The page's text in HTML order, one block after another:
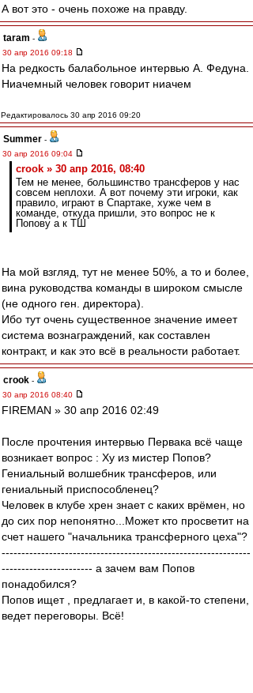
А вот это - очень похоже на правду.
taram -
30 апр 2016 09:18
На редкость балабольное интервью А. Федуна.
Ниачемный человек говорит ниачем
Редактировалось 30 апр 2016 09:20
Summer -
30 апр 2016 09:04
crook » 30 апр 2016, 08:40
Тем не менее, большинство трансферов у нас
совсем неплохи. А вот почему эти игроки, как
правило, играют в Спартаке, хуже чем в
команде, откуда пришли, это вопрос не к
Попову а к ТШ
На мой взгляд, тут не менее 50%, а то и более,
вина руководства команды в широком смысле
(не одного ген. директора).
Ибо тут очень существенное значение имеет
система вознаграждений, как составлен
контракт, и как это всё в реальности работает.
crook -
30 апр 2016 08:40
FIREMAN » 30 апр 2016 02:49
После прочтения интервью Первака всё чаще
возникает вопрос : Ху из мистер Попов?
Гениальный волшебник трансферов, или
гениальный приспособленец?
Человек в клубе хрен знает с каких врёмен, но
до сих пор непонятно...Может кто просветит на
счет нашего "начальника трансферного цеха"?
---------------------------------------------------------------
----------------------- а зачем вам Попов
понадобился?
Попов ищет , предлагает и, в какой-то степени,
ведет переговоры. Всё!